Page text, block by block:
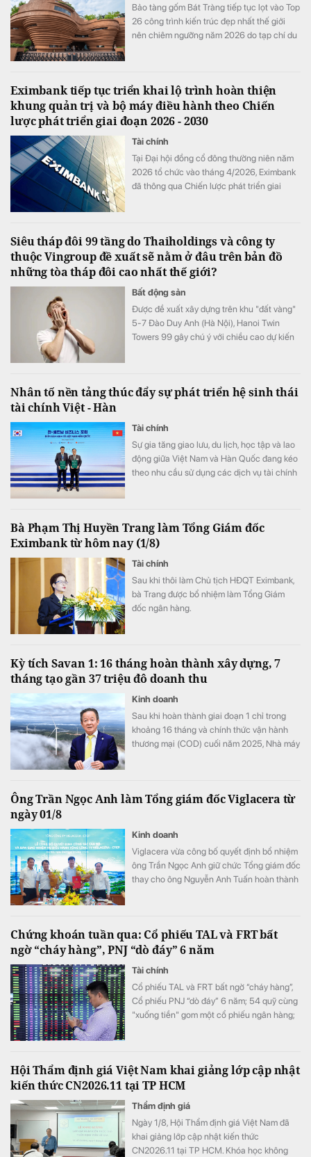
Bảo tàng gốm Bát Tràng tiếp tục lọt vào Top
26 công trình kiến trúc đẹp nhất thế giới
nên chiêm ngưỡng năm 2026 do tạp chí du
Eximbank tiếp tục triển khai lộ trình hoàn thiện
khung quản trị và bộ máy điều hành theo Chiến
lược phát triển giai đoạn 2026 - 2030
Tài chính
Tại Đại hội đồng cổ đông thường niên năm
2026 tổ chức vào tháng 4/2026, Eximbank
đã thông qua Chiến lược phát triển giai
quy định của pháp luật Việt Nam.
Siêu tháp đôi 99 tầng do Thaiholdings và công ty
thuộc Vingroup đề xuất sẽ nằm ở đâu trên bản đồ
những tòa tháp đôi cao nhất thế giới?
Bất động sản
Được đề xuất xây dựng trên khu "đất vàng"
5-7 Đào Duy Anh (Hà Nội), Hanoi Twin
Towers 99 gây chú ý với chiều cao dự kiến
thuận triển khai.
Nhân tố nền tảng thúc đẩy sự phát triển hệ sinh thái
tài chính Việt - Hàn
Tài chính
Sự gia tăng giao lưu, du lịch, học tập và lao
động giữa Việt Nam và Hàn Quốc đang kéo
theo nhu cầu sử dụng các dịch vụ tài chính
sống ở nước ngoài, khách hàng ngày càng
kỳ vọng những trải nghiệm tài chính thuận
một hệ sinh thái.
Bà Phạm Thị Huyền Trang làm Tổng Giám đốc
Eximbank từ hôm nay (1/8)
Tài chính
Sau khi thôi làm Chủ tịch HĐQT Eximbank,
bà Trang được bổ nhiệm làm Tổng Giám
đốc ngân hàng.
Kỳ tích Savan 1: 16 tháng hoàn thành xây dựng, 7
tháng tạo gần 37 triệu đô doanh thu
Kinh doanh
Sau khi hoàn thành giai đoạn 1 chỉ trong
khoảng 16 tháng và chính thức vận hành
thương mại (COD) cuối năm 2025, Nhà máy
Ông Trần Ngọc Anh làm Tổng giám đốc Viglacera từ
ngày 01/8
Kinh doanh
Viglacera vừa công bố quyết định bổ nhiệm
ông Trần Ngọc Anh giữ chức Tổng giám đốc
thay cho ông Nguyễn Anh Tuấn hoàn thành
duy trì đà tăng trưởng tích cực.
Chứng khoán tuần qua: Cổ phiếu TAL và FRT bất
ngờ “cháy hàng”, PNJ “dò đáy” 6 năm
Tài chính
Cổ phiếu TAL và FRT bất ngờ “cháy hàng”,
Cổ phiếu PNJ “dò đáy” 6 năm; 54 quỹ cùng
"xuống tiền" gom một cổ phiếu ngân hàng;
Hội Thẩm định giá Việt Nam khai giảng lớp cập nhật
kiến thức CN2026.11 tại TP HCM
Thẩm định giá
Ngày 1/8, Hội Thẩm định giá Việt Nam đã
khai giảng lớp cập nhật kiến thức
CN2026.11 tại TP HCM. Khóa học không